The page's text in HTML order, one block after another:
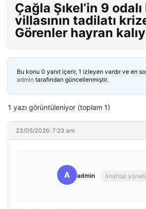
Çağla Şıkel’in 9
villasının tadilatı
Görenler hayran
Bu konu 0 yanıt içerir, 1 izleyen vardır ve en
admin tarafından güncellenmiştir.
1 yazı görüntüleniyor (toplam 1)
23/05/2026: 7:23 am
A admin Anahtar